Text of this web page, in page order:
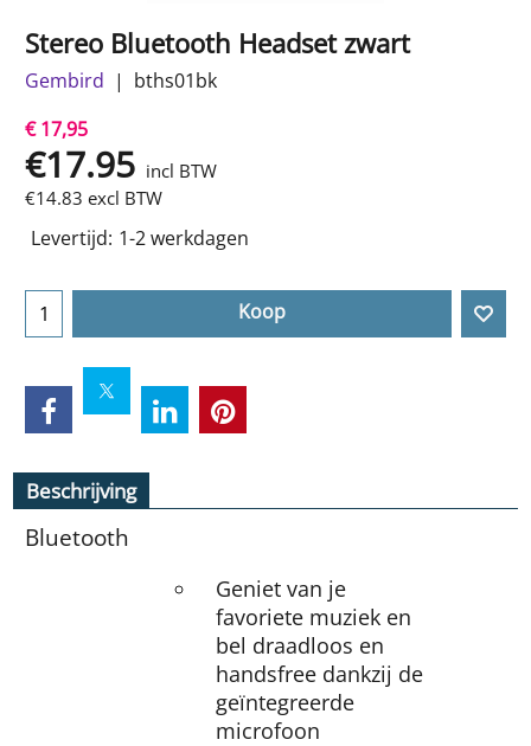
Stereo Bluetooth Headset zwart
Gembird
bths01bk
€ 17,95
€17.95 incl BTW
€14.83 excl BTW
Levertijd: 1-2 werkdagen
Koop
Beschrijving
Bluetooth
Geniet van je
favoriete muziek en
bel draadloos en
handsfree dankzij de
geïntegreerde
microfoon